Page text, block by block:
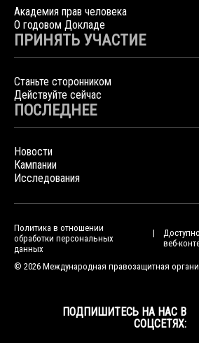
Академия прав человека
О годовом Докладе
ПРИНЯТЬ УЧАСТИЕ
Станьте сторонником
Действуйте сейчас
ПОСЛЕДНЕЕ
Новости
Кампании
Исследования
Политика в отношении
обработки персональных
данных
веб-
© 2026 Международная правозащитная
ПОДПИШИТЕСЬ НА НАС В
СОЦСЕТЯХ: